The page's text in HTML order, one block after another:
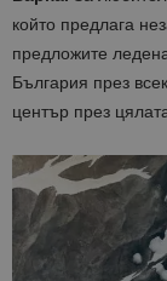
който предлага
предложите
България през
център през